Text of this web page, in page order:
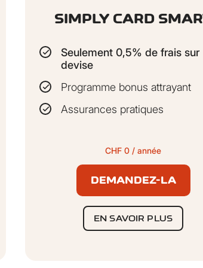
virus et les
pour la couverture
SIMPLY CARD
Seulement 0,5% de frais sur
devise
Programme bonus attrayant
Assurances pratiques
CHF 0 / année
DEMANDEZ-LA
EN SAVOIR PLUS